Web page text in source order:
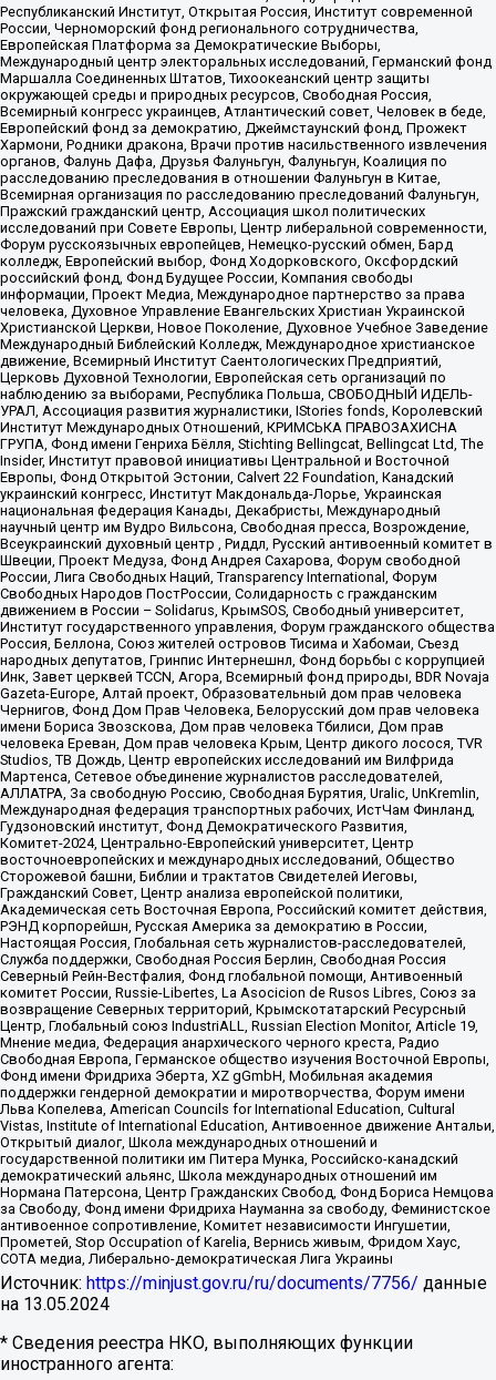
Республиканский Институт, Открытая Россия, Институт современной
России, Черноморский фонд регионального сотрудничества,
Европейская Платформа за Демократические Выборы,
Международный центр электоральных исследований, Германский фонд
Маршалла Соединенных Штатов, Тихоокеанский центр защиты
окружающей среды и природных ресурсов, Свободная Россия,
Всемирный конгресс украинцев, Атлантический совет, Человек в беде,
Европейский фонд за демократию, Джеймстаунский фонд, Прожект
Хармони, Родники дракона, Врачи против насильственного извлечения
органов, Фалунь Дафа, Друзья Фалуньгун, Фалуньгун, Коалиция по
расследованию преследования в отношении Фалуньгун в Китае,
Всемирная организация по расследованию преследований Фалуньгун,
Пражский гражданский центр, Ассоциация школ политических
исследований при Совете Европы, Центр либеральной современности,
Форум русскоязычных европейцев, Немецко-русский обмен, Бард
колледж, Европейский выбор, Фонд Ходорковского, Оксфордский
российский фонд, Фонд Будущее России, Компания свободы
информации, Проект Медиа, Международное партнерство за права
человека, Духовное Управление Евангельских Христиан Украинской
Христианской Церкви, Новое Поколение, Духовное Учебное Заведение
Международный Библейский Колледж, Международное христианское
движение, Всемирный Институт Саентологических Предприятий,
Церковь Духовной Технологии, Европейская сеть организаций по
наблюдению за выборами, Республика Польша, СВОБОДНЫЙ ИДЕЛЬ-
УРАЛ, Ассоциация развития журналистики, IStories fonds, Королевский
Институт Международных Отношений, КРИМСЬКА ПРАВОЗАХИСНА
ГРУПА, Фонд имени Генриха Бёлля, Stichting Bellingcat, Bellingcat Ltd, The
Insider, Институт правовой инициативы Центральной и Восточной
Европы, Фонд Открытой Эстонии, Calvert 22 Foundation, Канадский
украинский конгресс, Институт Макдональда-Лорье, Украинская
национальная федерация Канады, Декабристы, Международный
научный центр им Вудро Вильсона, Свободная пресса, Возрождение,
Всеукраинский духовный центр , Риддл, Русский антивоенный комитет в
Швеции, Проект Медуза, Фонд Андрея Сахарова, Форум свободной
России, Лига Свободных Наций, Transparеncy International, Форум
Свободных Народов ПостРоссии, Солидарность с гражданским
движением в России – Solidarus, КрымSOS, Свободный университет,
Институт государственного управления, Форум гражданского общества
Россия, Беллона, Союз жителей островов Тисима и Хабомаи, Съезд
народных депутатов, Гринпис Интернешнл, Фонд борьбы с коррупцией
Инк, Завет церквей TCCN, Агора, Всемирный фонд природы, BDR Novaja
Gazeta-Europe, Алтай проект, Образовательный дом прав человека
Чернигов, Фонд Дом Прав Человека, Белорусский дом прав человека
имени Бориса Звозскова, Дом прав человека Тбилиси, Дом прав
человека Ереван, Дом прав человека Крым, Центр дикого лосося, TVR
Studios, ТВ Дождь, Центр европейских исследований им Вилфрида
Мартенса, Сетевое объединение журналистов расследователей,
АЛЛАТРА, За свободную Россию, Свободная Бурятия, Uralic, UnKremlin,
Международная федерация транспортных рабочих, ИстЧам Финланд,
Гудзоновский институт, Фонд Демократического Развития,
Комитет-2024, Центрально-Европейский университет, Центр
восточноевропейских и международных исследований, Общество
Сторожевой башни, Библии и трактатов Свидетелей Иеговы,
Гражданский Совет, Центр анализа европейской политики,
Академическая сеть Восточная Европа, Российский комитет действия,
РЭНД корпорейшн, Русская Америка за демократию в России,
Настоящая Россия, Глобальная сеть журналистов-расследователей,
Служба поддержки, Свободная Россия Берлин, Свободная Россия
Северный Рейн-Вестфалия, Фонд глобальной помощи, Антивоенный
комитет России, Russie-Libertes, La Asocicion de Rusos Libres, Союз за
возвращение Северных территорий, Крымскотатарский Ресурсный
Центр, Глобальный союз IndustriALL, Russian Election Monitor, Article 19,
Мнение медиа, Федерация анархического черного креста, Радио
Свободная Европа, Германское общество изучения Восточной Европы,
Фонд имени Фридриха Эберта, XZ gGmbH, Мобильная академия
поддержки гендерной демократии и миротворчества, Форум имени
Льва Копелева, American Councils for International Education, Cultural
Vistas, Institute of International Education, Антивоенное движение Антальи,
Открытый диалог, Школа международных отношений и
государственной политики им Питера Мунка, Российско-канадский
демократический альянс, Школа международных отношений им
Нормана Патерсона, Центр Гражданских Свобод, Фонд Бориса Немцова
за Свободу, Фонд имени Фридриха Науманна за свободу, Феминистское
антивоенное сопротивление, Комитет независимости Ингушетии,
Прометей, Stop Occupation of Karelia, Вернись живым, Фридом Хаус,
СОТА медиа, Либерально-демократическая Лига Украины
Источник: https://minjust.gov.ru/ru/documents/7756/ данные
на 13.05.2024
* Сведения реестра НКО, выполняющих функции
иностранного агента: